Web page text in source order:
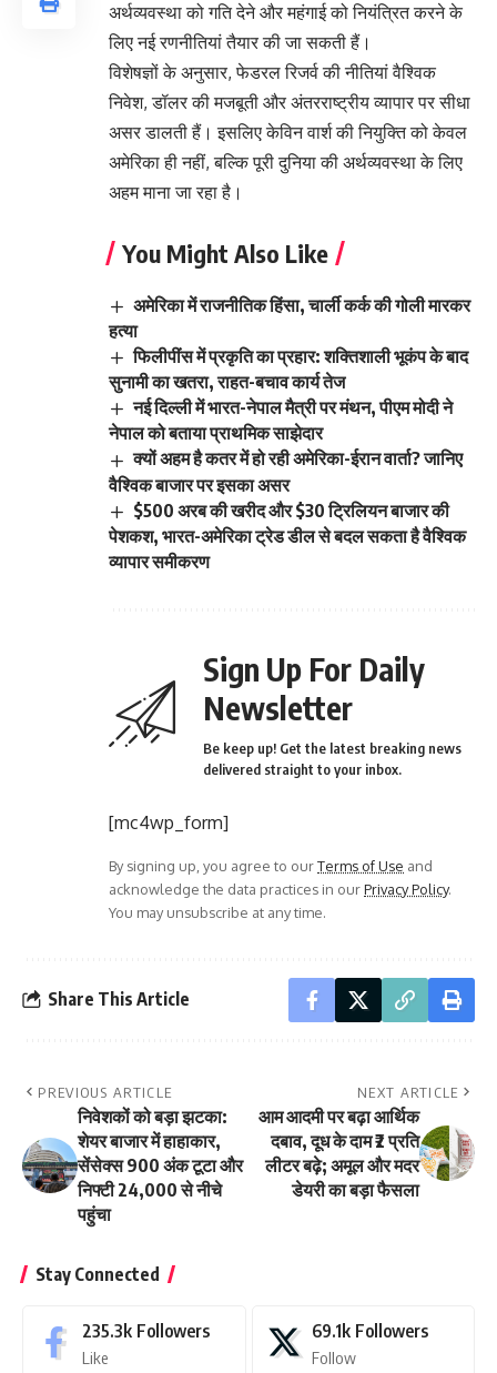
अर्थव्यवस्था को गति देने और महंगाई को नियंत्रित करने के
लिए नई रणनीतियां तैयार की जा सकती हैं।
विशेषज्ञों के अनुसार, फेडरल रिजर्व की नीतियां वैश्विक
निवेश, डॉलर की मजबूती और अंतरराष्ट्रीय व्यापार पर सीधा
असर डालती हैं। इसलिए केविन वार्श की नियुक्ति को केवल
अमेरिका ही नहीं, बल्कि पूरी दुनिया की अर्थव्यवस्था के लिए
अहम माना जा रहा है।
You Might Also Like
अमेरिका में राजनीतिक हिंसा, चार्ली कर्क की गोली मारकर
हत्या
फिलीपींस में प्रकृति का प्रहार: शक्तिशाली भूकंप के बाद
सुनामी का खतरा, राहत-बचाव कार्य तेज
नई दिल्ली में भारत-नेपाल मैत्री पर मंथन, पीएम मोदी ने
नेपाल को बताया प्राथमिक साझेदार
क्यों अहम है कतर में हो रही अमेरिका-ईरान वार्ता? जानिए
वैश्विक बाजार पर इसका असर
$500 अरब की खरीद और $30 ट्रिलियन बाजार की
पेशकश, भारत-अमेरिका ट्रेड डील से बदल सकता है वैश्विक
व्यापार समीकरण
Sign Up For Daily
Newsletter
Be keep up! Get the latest breaking news
delivered straight to your inbox.
[mc4wp_form]
By signing up, you agree to ourTerms of Use and
acknowledge the data practices in ourPrivacy Policy.
You may unsubscribe at any time.
Share This Article
PREVIOUS ARTICLE
निवेशकों को बड़ा झटका:
शेयर बाजार में हाहाकार,
सेंसेक्स 900 अंक टूटा और
निफ्टी 24,000 से नीचे
पहुंचा
NEXT ARTICLE
आम आदमी पर बढ़ा आर्थिक
दबाव, दूध के दाम ₹2 प्रति
लीटर बढ़े; अमूल और मदर
डेयरी का बड़ा फैसला
Stay Connected
235.3k Followers
Like
69.1k Followers
Follow